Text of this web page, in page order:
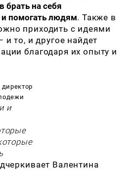
брать на себя
и помогать людям. Также в
приходить с идеями
и то, и другое найдет
благодаря их опыту и
и
Валентина